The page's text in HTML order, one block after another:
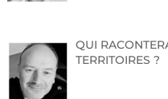
QUI
TERRITOIRES ?